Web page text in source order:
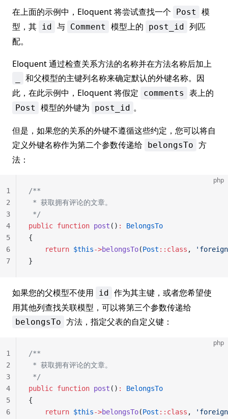
在上面的示例中，Eloquent 将尝试查找一个 Post
模
型，其 id 与 Comment 模型上的 post_id 列匹
配。
Eloquent 通过检查关系方法的名称并在方法名称后加上
和父模型的主键列名称来确定默认的外键名称。因
此，在此示例中，Eloquent 将假定
comments 表上的
Post 模型的外键为 post_id 。
但是，如果您的关系的外键不遵循这些约定，您可以将自
定义外键名称作为第二个参数传递给 belongsTo 方
法：
php
/**
* 获取拥有评论的文章。
*/
public function post () :
BelongsTo
{
    return
$this->belongsTo(Post ::class ,
}
1
2
3
4
5
6
7
如果您的父模型不使用 id 作为其主键，或者您希望使
用其他列查找关联模型，可以将第三个参数传递给
belongsTo 方法，指定父表的自定义键：
php
/**
* 获取拥有评论的文章。
*/
public function post () :
BelongsTo
{
    return
$this->belongsTo(Post ::class ,
1
2
3
4
5
6